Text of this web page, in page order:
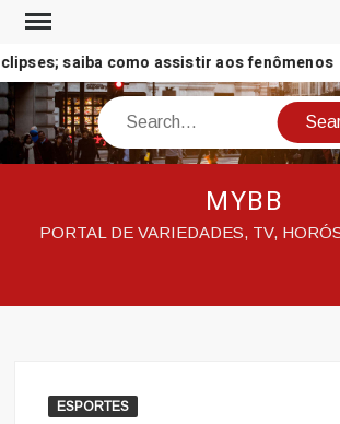
Skip
contentsaiba como assistir aos fenômenos
Search
MYBB
PORTAL DE VARIEDADES, TV,
ESPORTES